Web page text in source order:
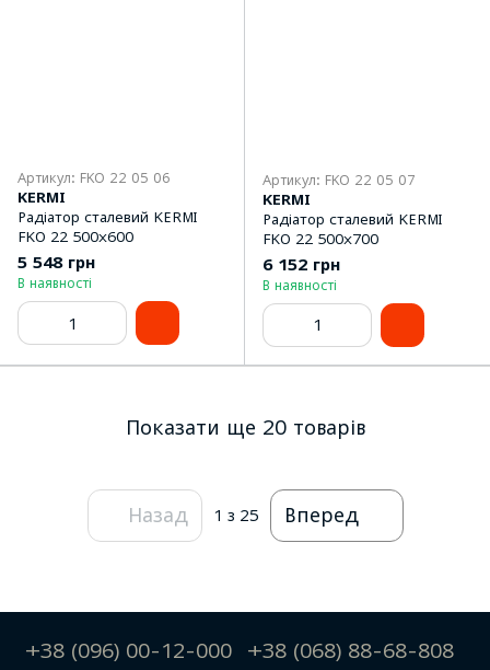
Артикул: FKO 22 05 06
KERMI
Радіатор сталевий KERMI
FKO 22 500x600
5 548 грн
В наявності
Артикул: FKO 22 05 07
KERMI
Радіатор сталевий KERMI
FKO 22 500x700
6 152 грн
В наявності
Показати ще 20 товарів
Назад 1 з 25 Вперед
+38 (096) 00-12-000 +38 (068) 88-68-808